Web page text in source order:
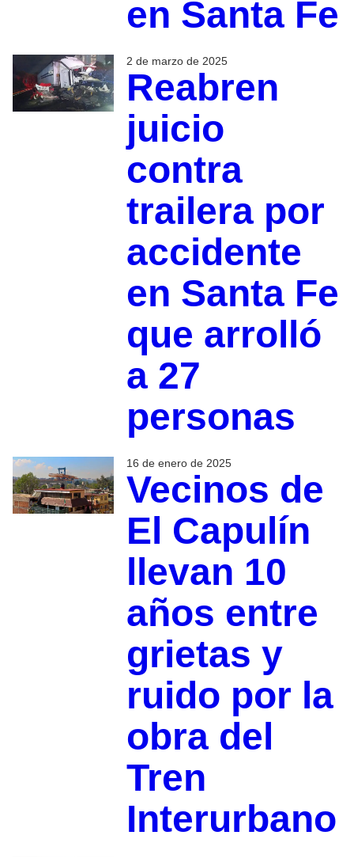
en Santa Fe
2 de marzo de 2025
Reabren
juicio
contra
trailera por
accidente
en Santa Fe
que arrolló
a 27
personas
16 de enero de 2025
Vecinos de
El Capulín
llevan 10
años entre
grietas y
ruido por la
obra del
Tren
Interurbano